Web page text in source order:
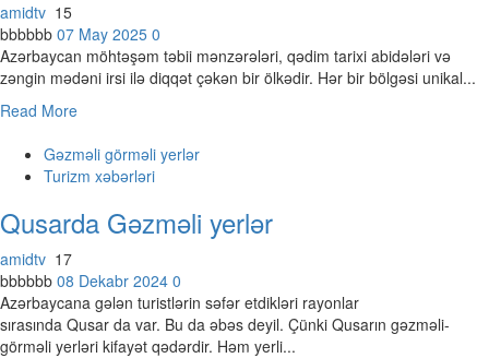
amidtv 15
bbbbbb 07 May 2025 0
Azərbaycan möhtəşəm təbii mənzərələri, qədim tarixi abidələri və
zəngin mədəni irsi ilə diqqət çəkən bir ölkədir. Hər bir bölgəsi unikal...
Read More
Gəzməli görməli yerlər
Turizm xəbərləri
Qusarda Gəzməli yerlər
amidtv 17
bbbbbb 08 Dekabr 2024 0
Azərbaycana gələn turistlərin səfər etdikləri rayonlar
sırasında Qusar da var. Bu da əbəs deyil. Çünki Qusarın gəzməli-
görməli yerləri kifayət qədərdir. Həm yerli...